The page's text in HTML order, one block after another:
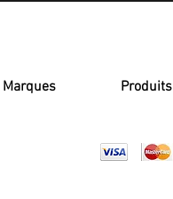
Marques Produits